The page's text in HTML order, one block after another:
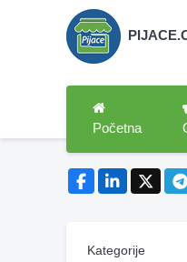
Početna
Kategorije